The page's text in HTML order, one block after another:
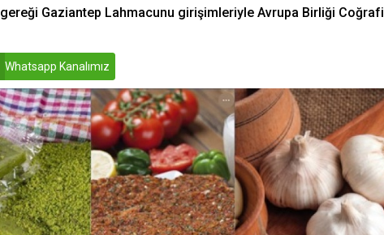
gereği Gaziantep Lahmacunu girişimleriyle Avrupa Birliği Coğrafi
Whatsapp Kanalımız